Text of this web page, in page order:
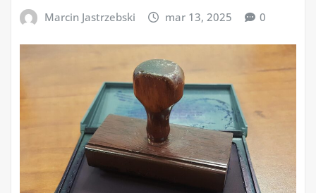
Marcin Jastrzebski mar 13, 2025 0